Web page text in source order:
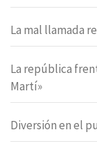
La mal llamada
La república
Martí»
Diversión en el